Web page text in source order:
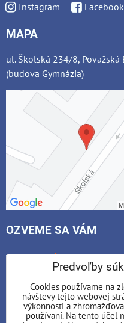
Instagram Facebook
MAPA
ul. Školská 234/8, Považská
(budova Gymnázia)
OZVEME SA VÁM
Váš e-mail:*
Váš telefón:*
Predvoľby
Cookies používame na
návštevy tejto webovej
výkonnosti a
používaní. Na tento účel